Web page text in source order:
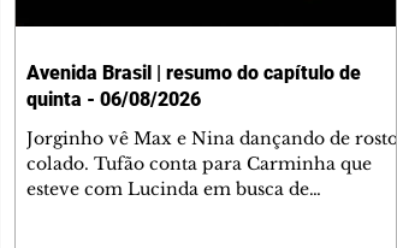
Avenida Brasil | resumo do capítulo de
quinta - 06/08/2026
Jorginho vê Max e Nina dançando de rosto
colado. Tufão conta para Carminha que
esteve com Lucinda em busca de